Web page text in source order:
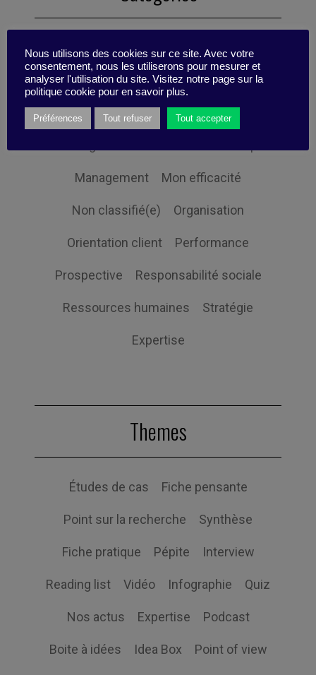
Changement Digital
Economie et société Globalisation
Gouvernance Innovation
Management Mon efficacité
Non classifié(e) Organisation
Orientation client Performance
Prospective Responsabilité sociale
Ressources humaines Stratégie
Expertise
Themes
Études de cas Fiche pensante
Point sur la recherche Synthèse
Fiche pratique Pépite Interview
Reading list Vidéo Infographie Quiz
Nos actus Expertise Podcast
Boite à idées Idea Box Point of view
Nous utilisons des cookies sur ce site. Avec votre
consentement, nous les utiliserons pour mesurer et
analyser l'utilisation du site. Visitez notre page sur la
politique cookie pour en savoir plus.
Préférences Tout refuser Tout accepter